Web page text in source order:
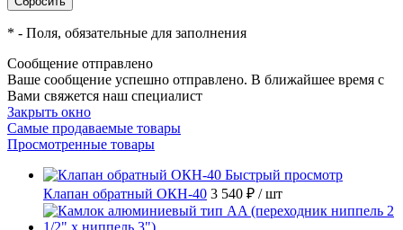
* - Поля, обязательные для заполнения
Сообщение отправлено
Ваше сообщение успешно отправлено. В ближайшее время с
Вами свяжется наш специалист
Закрыть окно
Самые продаваемые товары
Просмотренные товары
Быстрый просмотр
Клапан обратный ОКН-40 3 540 ₽ / шт